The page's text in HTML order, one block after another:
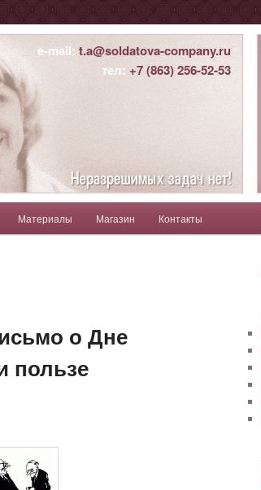
e-mail: t.a@soldatova-company.ru
тел: +7 (863) 256-52-53
Материалы Магазин Контакты
о Дне
пользе